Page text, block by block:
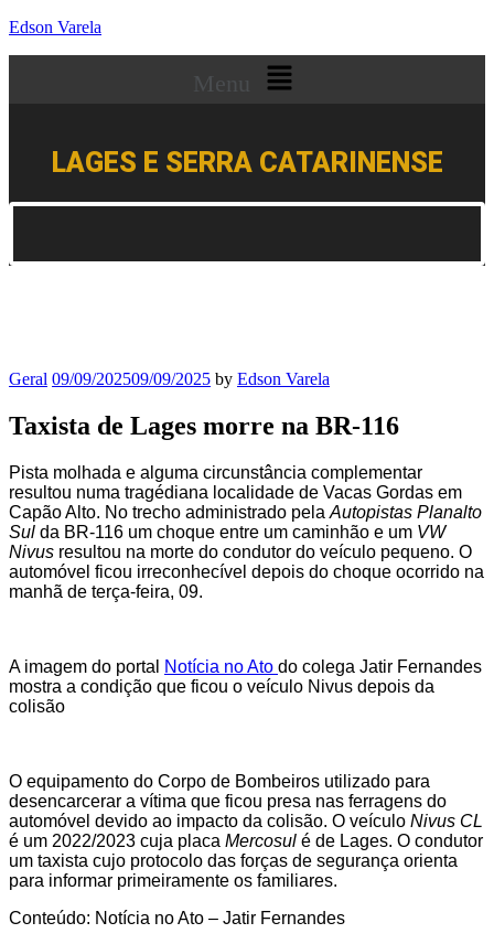
Edson Varela
Menu
LAGES E SERRA CATARINENSE
Geral 09/09/202509/09/2025 by Edson Varela
Taxista de Lages morre na BR-116
Pista molhada e alguma circunstância complementar
resultou numa tragédiana localidade de Vacas Gordas em
Capão Alto. No trecho administrado pela Autopistas Planalto
Sul da BR-116 um choque entre um caminhão e um VW
Nivus resultou na morte do condutor do veículo pequeno. O
automóvel ficou irreconhecível depois do choque ocorrido na
manhã de terça-feira, 09.
A imagem do portal Notícia no Ato do colega Jatir Fernandes
mostra a condição que ficou o veículo Nivus depois da
colisão
O equipamento do Corpo de Bombeiros utilizado para
desencarcerar a vítima que ficou presa nas ferragens do
automóvel devido ao impacto da colisão. O veículo Nivus CL
é um 2022/2023 cuja placa Mercosul é de Lages. O condutor
um taxista cujo protocolo das forças de segurança orienta
para informar primeiramente os familiares.
Conteúdo: Notícia no Ato – Jatir Fernandes